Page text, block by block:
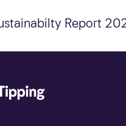
Report
Fantasy-lag innenfor
som har størst